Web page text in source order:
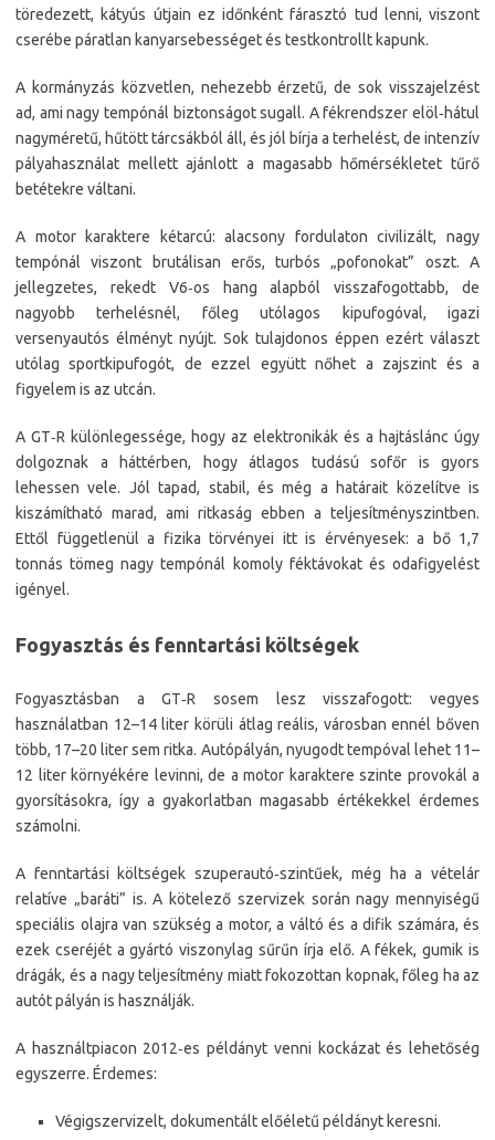
töredezett, kátyús útjain ez időnként fárasztó tud lenni, viszont
cserébe páratlan kanyarsebességet és testkontrollt kapunk.
A kormányzás közvetlen, nehezebb érzetű, de sok visszajelzést
ad, ami nagy tempónál biztonságot sugall. A fékrendszer elöl‑hátul
nagyméretű, hűtött tárcsákból áll, és jól bírja a terhelést, de intenzív
pályahasználat mellett ajánlott a magasabb hőmérsékletet tűrő
betétekre váltani.
A motor karaktere kétarcú: alacsony fordulaton civilizált, nagy
tempónál viszont brutálisan erős, turbós „pofonokat” oszt. A
jellegzetes, rekedt V6‑os hang alapból visszafogottabb, de
nagyobb terhelésnél, főleg utólagos kipufogóval, igazi
versenyautós élményt nyújt. Sok tulajdonos éppen ezért választ
utólag sportkipufogót, de ezzel együtt nőhet a zajszint és a
figyelem is az utcán.
A GT‑R különlegessége, hogy az elektronikák és a hajtáslánc úgy
dolgoznak a háttérben, hogy átlagos tudású sofőr is gyors
lehessen vele. Jól tapad, stabil, és még a határait közelítve is
kiszámítható marad, ami ritkaság ebben a teljesítményszintben.
Ettől függetlenül a fizika törvényei itt is érvényesek: a bő 1,7
tonnás tömeg nagy tempónál komoly féktávokat és odafigyelést
igényel.
Fogyasztás és fenntartási költségek
Fogyasztásban a GT‑R sosem lesz visszafogott: vegyes
használatban 12–14 liter körüli átlag reális, városban ennél bőven
több, 17–20 liter sem ritka. Autópályán, nyugodt tempóval lehet 11–
12 liter környékére levinni, de a motor karaktere szinte provokál a
gyorsításokra, így a gyakorlatban magasabb értékekkel érdemes
számolni.
A fenntartási költségek szuperautó‑szintűek, még ha a vételár
relatíve „baráti” is. A kötelező szervizek során nagy mennyiségű
speciális olajra van szükség a motor, a váltó és a difik számára, és
ezek cseréjét a gyártó viszonylag sűrűn írja elő. A fékek, gumik is
drágák, és a nagy teljesítmény miatt fokozottan kopnak, főleg ha az
autót pályán is használják.
A használtpiacon 2012‑es példányt venni kockázat és lehetőség
egyszerre. Érdemes:
Végigszervizelt, dokumentált előéletű példányt keresni.